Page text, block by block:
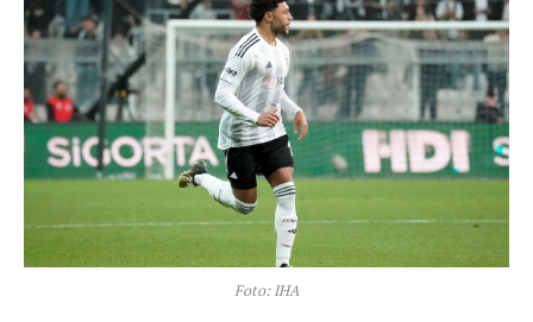
Foto: IHA